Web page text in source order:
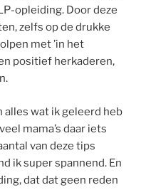
opleiding. Door deze
zelfs op de drukke
met ’in het
positief herkaderen,
alles wat ik geleerd heb
mama’s daar iets
van deze tips
ik super spannend. En
dat dat geen reden